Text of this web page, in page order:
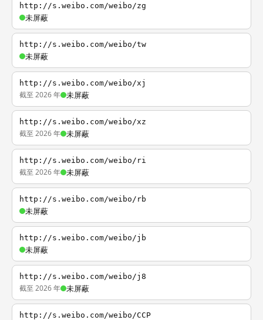
http://s.weibo.com/weibo/zg
未屏蔽
http://s.weibo.com/weibo/tw
未屏蔽
http://s.weibo.com/weibo/xj
截至 2026 年 未屏蔽
http://s.weibo.com/weibo/xz
截至 2026 年 未屏蔽
http://s.weibo.com/weibo/ri
截至 2026 年 未屏蔽
http://s.weibo.com/weibo/rb
未屏蔽
http://s.weibo.com/weibo/jb
未屏蔽
http://s.weibo.com/weibo/j8
截至 2026 年 未屏蔽
http://s.weibo.com/weibo/CCP